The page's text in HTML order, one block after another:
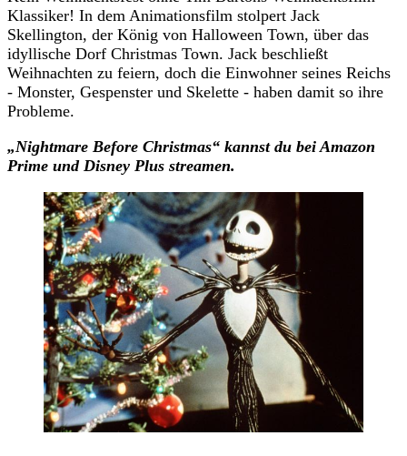
Klassiker! In dem Animationsfilm stolpert Jack
Skellington, der König von Halloween Town, über das
idyllische Dorf Christmas Town. Jack beschließt
Weihnachten zu feiern, doch die Einwohner seines Reichs
- Monster, Gespenster und Skelette - haben damit so ihre
Probleme.
„Nightmare Before Christmas“ kannst du bei Amazon
Prime und Disney Plus streamen.